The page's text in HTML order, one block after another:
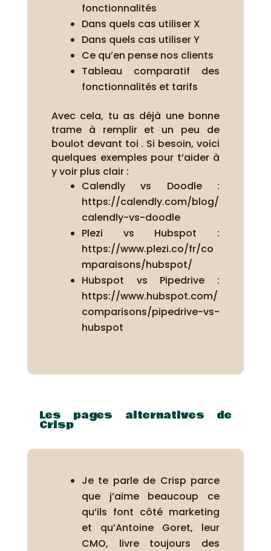
fonctionnalités
Dans quels cas utiliser X
Dans quels cas utiliser Y
Ce qu’en pense nos clients
Tableau comparatif des
fonctionnalités et tarifs
Avec cela, tu as déjà une bonne
trame à remplir et un peu de
boulot devant toi . Si besoin, voici
quelques exemples pour t’aider à
y voir plus clair :
Calendly vs Doodle :
https://calendly.com/blog/
calendly-vs-doodle
Plezi vs Hubspot :
https://www.plezi.co/fr/co
mparaisons/hubspot/
Hubspot vs Pipedrive :
https://www.hubspot.com/
comparisons/pipedrive-vs-
hubspot
Les pages alternatives de
Crisp
Je te parle de Crisp parce
que j’aime beaucoup ce
qu’ils font côté marketing
et qu’Antoine Goret, leur
CMO, livre toujours des